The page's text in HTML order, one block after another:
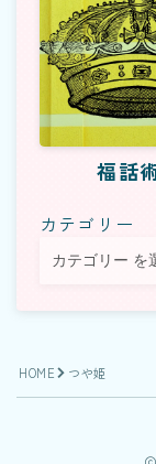
福話
カテゴリー
HOME つや姫